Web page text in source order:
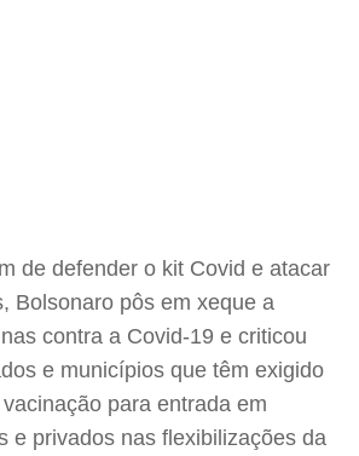
de defender o kit Covid e atacar
Bolsonaro pôs em xeque a
contra a Covid-19 e criticou
e municípios que têm exigido
para entrada em
e privados nas flexibilizações da